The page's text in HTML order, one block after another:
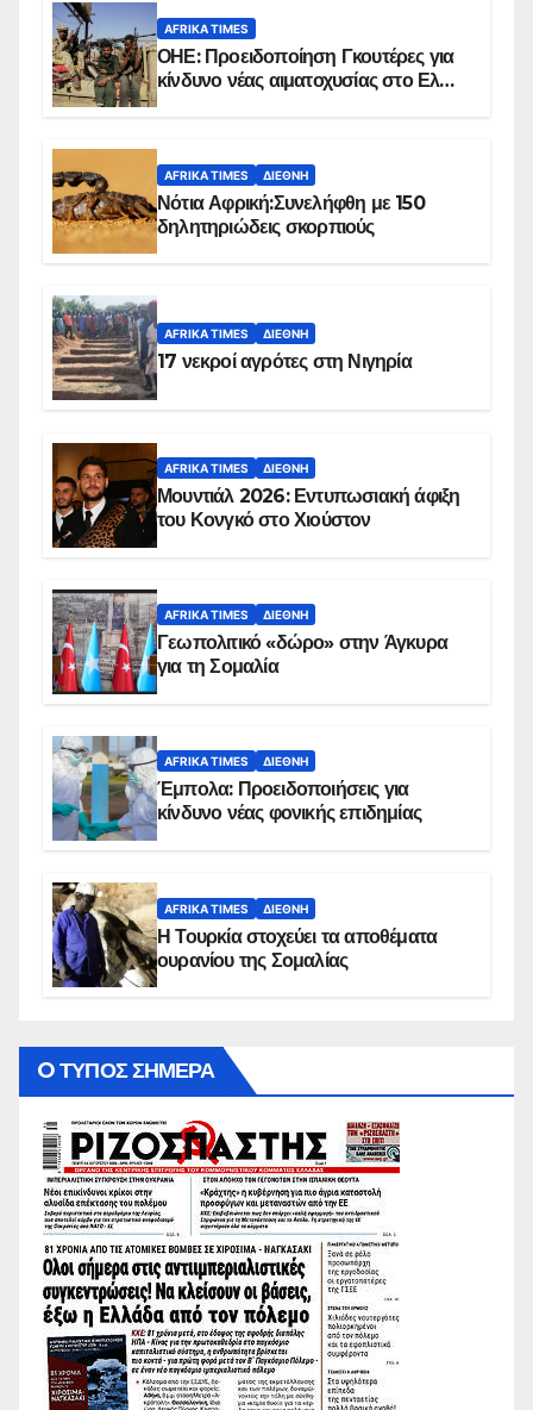
AFRIKA TIMES
ΟΗΕ: Προειδοποίηση Γκουτέρες για
κίνδυνο νέας αιματοχυσίας στο Ελ
AFRIKA TIMES ΔΙΕΘΝΉ
Νότια Αφρική:Συνελήφθη με 150
δηλητηριώδεις σκορπιούς
AFRIKA TIMES ΔΙΕΘΝΉ
17 νεκροί αγρότες στη Νιγηρία
AFRIKA TIMES ΔΙΕΘΝΉ
Μουντιάλ 2026: Εντυπωσιακή άφιξη
του Κονγκό στο Χιούστον
AFRIKA TIMES ΔΙΕΘΝΉ
Γεωπολιτικό «δώρο» στην Άγκυρα
για τη Σομαλία
AFRIKA TIMES ΔΙΕΘΝΉ
Έμπολα: Προειδοποιήσεις για
κίνδυνο νέας φονικής επιδημίας
AFRIKA TIMES ΔΙΕΘΝΉ
Η Τουρκία στοχεύει τα αποθέματα
ουρανίου της Σομαλίας
O ΤΥΠΟΣ ΣΗΜΕΡΑ